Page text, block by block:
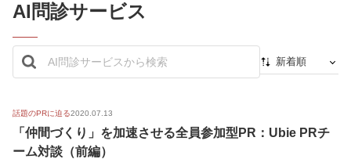
AI問診サービス
新着順
人気順
話題のPRに迫る2020.07.13
「仲間づくり」を加速させる全員参加型PR：Ubie PRチ
ーム対談（前編）